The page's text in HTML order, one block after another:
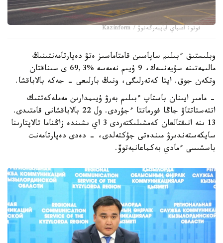
فوتو: اعىباي اياپبەرگەنوۆ / Kazinform
وبلىستىق ءبىلىم ساپاسىن قامتاماسىز ەتۋ دەپارتامەنتىنىڭ
مالىمەتىنە سۇيەنسەك، 9 ۇيىم نەمەسە %69,3 ى سىناقتان
وتكەن جوق. ايتا كەتەرلىگى، ونىڭ بارلىعى - جەكە بالاباقشا.
- مامىر ايىنان باستاپ ءبىلىم بەرۋ ۇيىمدارىن مەملەكەتتىك
اتتەستاتتاۋ جاڭا فورماتتا ءجۇردى. ول 22 بالاباقشانى قامتىدى.
13 ىنە انىقتالعان كەمشىلىكتەردى 3 اي ىشىندە زاڭناما تالاپتارىنا
سايكەستەندىرۋ مىندەتى جۇكتەلدى، - دەدى دەپارتامەنت
باسشىسى ءمادي بەكماعانبەتوۆ.